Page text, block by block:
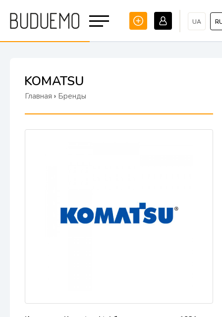
UA
KOMATSU
Главная › Бренды